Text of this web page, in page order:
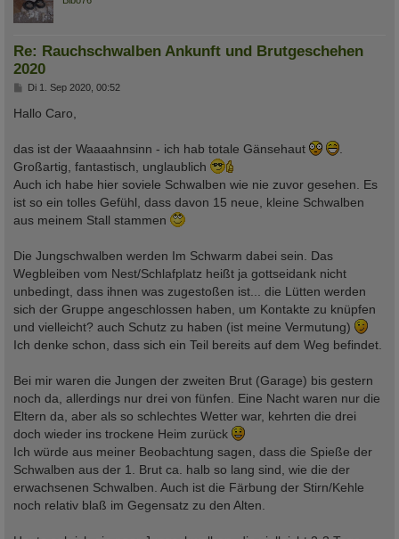
Re: Rauchschwalben Ankunft und Brutgeschehen
2020
B
i
g
Di 1. Sep 2020, 00:52
Hallo Caro,
das ist der Waaaahnsinn - ich hab totale Gänsehaut
Großartig, fantastisch, unglaublich
Auch ich habe hier soviele Schwalben wie nie zuvor gesehen. Es
ist so ein tolles Gefühl, dass davon 15 neue, kleine Schwalben
aus meinem Stall stammen
Die Jungschwalben werden Im Schwarm dabei sein. Das
Wegbleiben vom Nest/Schlafplatz heißt ja gottseidank nicht
unbedingt, dass ihnen was zugestoßen ist... die Lütten werden
sich der Gruppe angeschlossen haben, um Kontakte zu knüpfen
und vielleicht? auch Schutz zu haben (ist meine Vermutung)
Ich denke schon, dass sich ein Teil bereits auf dem Weg befindet.
Bei mir waren die Jungen der zweiten Brut (Garage) bis gestern
noch da, allerdings nur drei von fünfen. Eine Nacht waren nur die
Eltern da, aber als so schlechtes Wetter war, kehrten die drei
doch wieder ins trockene Heim zurück
Ich würde aus meiner Beobachtung sagen, dass die Spieße der
Schwalben aus der 1. Brut ca. halb so lang sind, wie die der
erwachsenen Schwalben. Auch ist die Färbung der Stirn/Kehle
noch relativ blaß im Gegensatz zu den Alten.